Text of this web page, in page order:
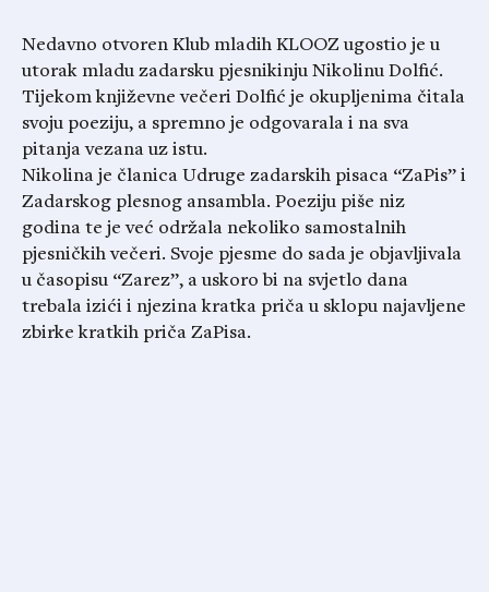
Nedavno otvoren Klub mladih KLOOZ ugostio je u
utorak mladu zadarsku pjesnikinju Nikolinu Dolfić.
Tijekom književne večeri Dolfić je okupljenima čitala
svoju poeziju, a spremno je odgovarala i na sva
pitanja vezana uz istu.
Nikolina je članica Udruge zadarskih pisaca “ZaPis” i
Zadarskog plesnog ansambla. Poeziju piše niz
godina te je već održala nekoliko samostalnih
pjesničkih večeri. Svoje pjesme do sada je objavljivala
u časopisu “Zarez”, a uskoro bi na svjetlo dana
trebala izići i njezina kratka priča u sklopu najavljene
zbirke kratkih priča ZaPisa.